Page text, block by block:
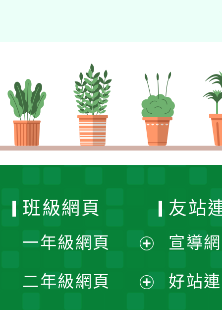
班級網頁
一年級網頁
開
二年級網頁
友站
宣導
好站